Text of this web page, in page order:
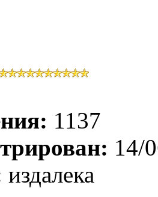
1137
14/
издалека